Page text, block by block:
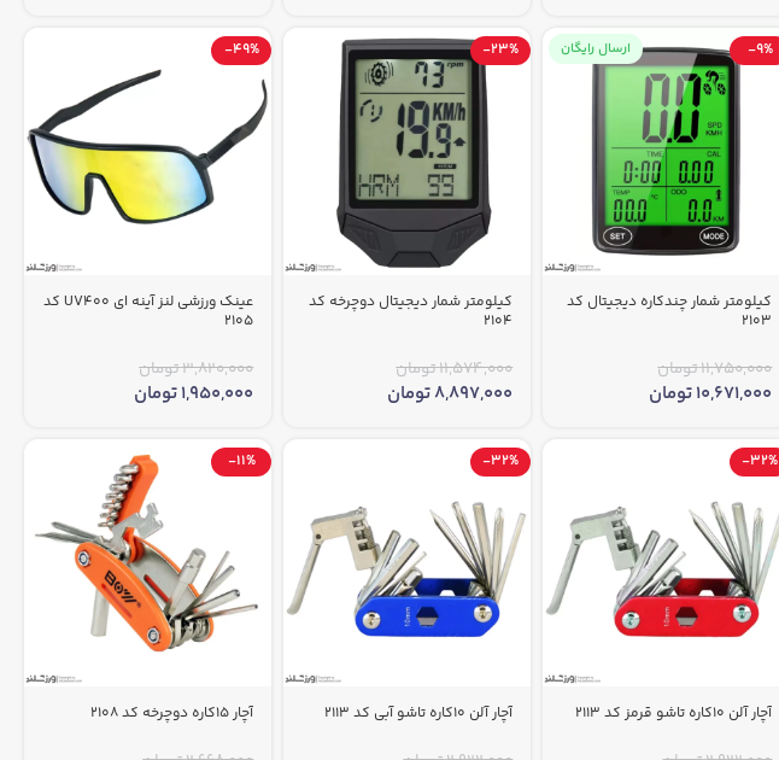
-9% ارسال رایگان
کیلومتر شمار چندکاره دیجیتال کد
2103
11,750,000تومان
10,671,000تومان
-23%
کیلومتر شمار دیجیتال دوچرخه کد
2104
11,574,000تومان
8,897,000تومان
-49%
عینک ورزشی لنز آینه ای UV400 کد
2105
3,820,000تومان
1,950,000تومان
-32%
آچار آلن 10کاره تاشو قرمز کد 2113
-32%
آچار آلن 10کاره تاشو آبی کد 2113
-11%
آچار 15کاره دوچرخه کد 2108